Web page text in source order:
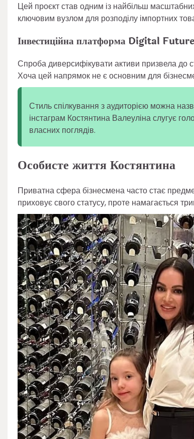
Цей проєкт став одним із найбільш
ключовим вузлом для розподілу імпортних
Інвестиційна платформа Digital Future
Спроба диверсифікувати активи призвела до
Хоча цей напрямок не є основним для
Стиль спілкування з аудиторією можна
інстаграм Костянтина Валеуліна слугує
власних поглядів.
Особисте життя Костянтина
Приватна сфера бізнесмена часто стає
приховує свого статусу, проте намагається